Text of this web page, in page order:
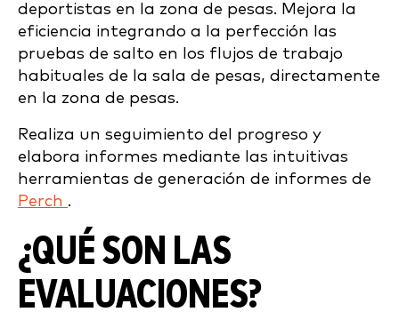
deportistas en la zona de pesas. Mejora la
eficiencia integrando a la perfección las
pruebas de salto en los flujos de trabajo
habituales de la sala de pesas, directamente
en la zona de pesas.
Realiza un seguimiento del progreso y
elabora informes mediante las intuitivas
herramientas de generación de informes de
Perch .
¿QUÉ SON LAS
EVALUACIONES?